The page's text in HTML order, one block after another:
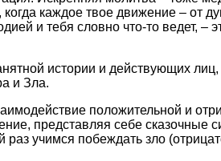
каждое твое движение – от
и тебя словно что-то ведет, –
истории и действующих лиц,
и Зла.
положительной и
представляя себе сказочные
учимся побеждать зло